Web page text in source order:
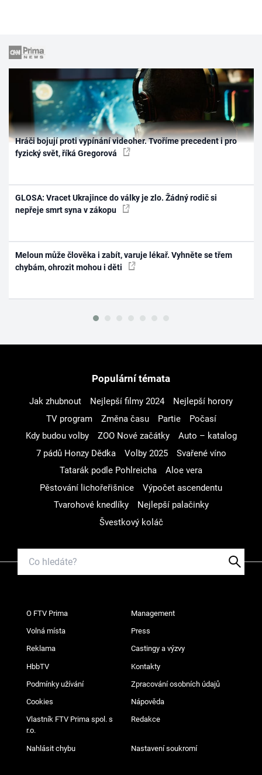
Hráči bojují proti vypínání videoher. Tvoříme precedent i pro
fyzický svět, říká Gregorová
GLOSA: Vracet Ukrajince do války je zlo. Žádný rodič si
nepřeje smrt syna v zákopu
Meloun může člověka i zabít, varuje lékař. Vyhněte se třem
chybám, ohrozit mohou i děti
Populární témata
Jak zhubnout Nejlepší filmy 2024
Nejlepší horory
TV program
Změna času Partie
Počasí
Kdy budou volby
ZOO Nové začátky
Auto – katalog
7 pádů Honzy Dědka
Volby 2025
Svařené víno
Tatarák podle Pohlreicha
Aloe vera
Pěstování lichořeřišnice
Výpočet ascendentu
Tvarohové knedlíky
Nejlepší palačinky
Švestkový koláč
O FTV Prima Management
Volná místa Press
Reklama Castingy a výzvy
HbbTV Kontakty
Podmínky užívání Zpracování osobních údajů
Cookies Nápověda
Vlastník FTV Prima spol. s
r.o.
Redakce
Nahlásit chybu Nastavení soukromí